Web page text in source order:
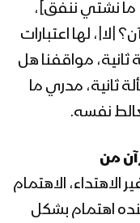
لقائد الثورة
السيد عبدالملك بدرالدين الحوثي 1441هـ –
(عليه السلام)
عشر لقائد
عشر لقائد
الحوثي
ما نشتي ننفق]،
|لا|، لها اعتبارات
ثانية، مواقفنا هل
ثانية، مدري ما
نفسه.
من
الاهتداء، الاهتمام
اهتمام بشكل